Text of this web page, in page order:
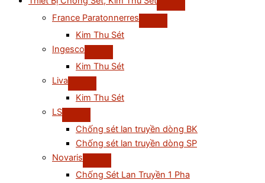
France Paratonnerres
Kim Thu Sét
Ingesco
Kim Thu Sét
Liva
Kim Thu Sét
LS
Chống sét lan truyền dòng BK
Chống sét lan truyền dòng SP
Novaris
Chống Sét Lan Truyền 1 Pha